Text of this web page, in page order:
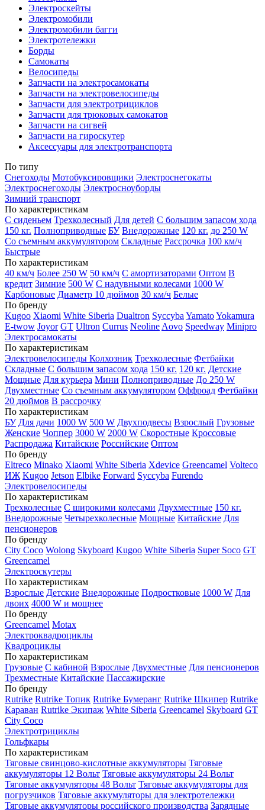
Электроскейты
Электромобили
Электромобили багги
Электротележки
Борды
Самокаты
Велосипеды
Запчасти на электросамокаты
Запчасти на электровелосипеды
Запчасти для электротрициклов
Запчасти для трюковых самокатов
Запчасти на сигвей
Запчасти на гироскутер
Аксессуары для электротранспорта
По типу
Снегоходы Мотобуксировщики Электроснегокаты
Электроснегоходы Электросноуборды
Зимний транспорт
По характеристикам
С сиденьем Трехколесный Для детей С большим запасом хода
150 кг. Полноприводные БУ Внедорожные 120 кг. до 250 W
Со съемным аккумулятором Складные Рассрочка 100 км/ч
Быстрые
По характеристикам
40 км/ч Более 250 W 50 км/ч С амортизаторами Оптом В
кредит Зимние 500 W С надувными колесами 1000 W
Карбоновые Диаметр 10 дюймов 30 км/ч Белые
По бренду
Kugoo Xiaomi White Siberia Dualtron Syccyba YamatoYokamura
E-twow Joyor GT Ultron Currus Neoline Aovo Speedway Minipro
Электросамокаты
По характеристикам
Электровелосипеды Колхозник Трехколесные Фетбайки
Складные С большим запасом хода 150 кг. 120 кг. Детские
Мощные Для курьера Мини Полноприводные До 250 W
Двухместные Со съемным аккумулятором Оффроад Фетбайки
20 дюймов В рассрочку
По характеристикам
БУ Для дачи 1000 W 500 W Двухподвесы Взрослый Грузовые
Женские Чоппер 3000 W 2000 W Скоростные Кроссовые
Распродажа Китайские Российские Оптом
По бренду
Eltreco Minako Xiaomi White Siberia Xdevice Greencamel Volteco
ИЖ Kugoo Jetson Elbike Forward Syccyba Furendo
Электровелосипеды
По характеристикам
Трехколесные С широкими колесами Двухместные 150 кг.
Внедорожные Четырехколесные Мощные Китайские Для
пенсионеров
По бренду
City Coco Wolong Skyboard Kugoo White Siberia Super Soco GT
Greencamel
Электроскутеры
По характеристикам
Взрослые Детские Внедорожные Подростковые 1000 W Для
двоих 4000 W и мощнее
По бренду
Greencamel Motax
Электроквадроциклы
Квадроциклы
По характеристикам
Грузовые С кабиной Взрослые Двухместные Для пенсионеров
Трехместные Китайские Пассажирские
По бренду
Rutrike Rutrike Топик Rutrike Бумеранг Rutrike Шкипер Rutrike
Караван Rutrike Экипаж White Siberia Greencamel Skyboard GT
City Coco
Электротрициклы
Гольфкары
По характеристикам
Тяговые свинцово-кислотные аккумуляторы Тяговые
аккумуляторы 12 Вольт Тяговые аккумуляторы 24 Вольт
Тяговые аккумуляторы 48 Вольт Тяговые аккумуляторы для
погрузчиков Тяговые аккумуляторы для электротележки
Тяговые аккумуляторы российского производства Зарядные